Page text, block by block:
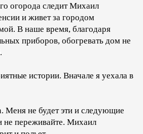
огорода следит Михаил
и живет за городом
В наше время, благодаря
приборов, обогревать дом не
истории. Вначале я уехала в
Меня не будет эти и следующие
не переживайте. Михаил